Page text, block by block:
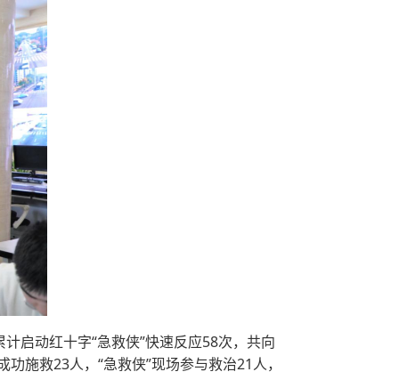
启动红十字“急救侠”快速反应58次，共向
施救23人，“急救侠”现场参与救治21人，